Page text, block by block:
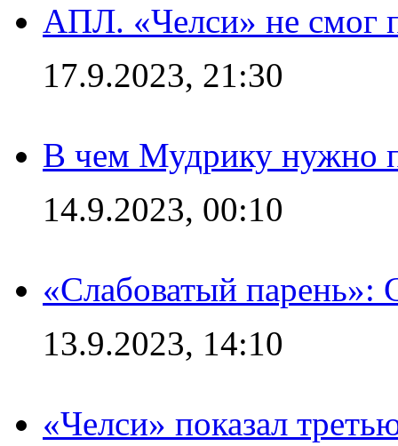
АПЛ. «Челси» не смог
17.9.2023, 21:30
В чем Мудрику нужно
14.9.2023, 00:10
«Слабоватый парень»:
13.9.2023, 14:10
«Челси» показал